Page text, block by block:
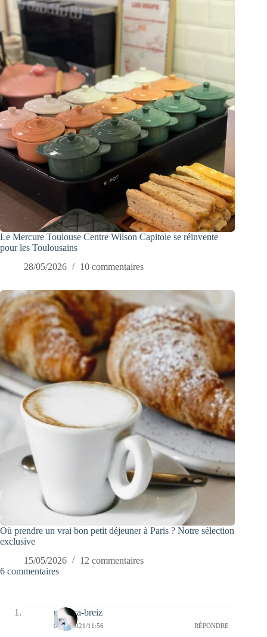
Le Mercure Toulouse Centre Wilson Capitole se réinvente
pour les Toulousains
28/05/2026
10 commentaires
Où prendre un vrai bon petit déjeuner à Paris ? Notre sélection
exclusive
15/05/2026
12 commentaires
6 commentaires
monica-breiz
08/11/2021/11:56 RÉPONDRE